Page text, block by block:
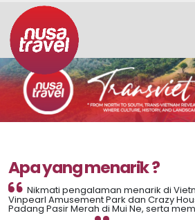
Apa yang menarik ?
Nikmati pengalaman menarik di
Vinpearl Amusement Park dan Crazy
Padang Pasir Merah di Mui Ne, serta